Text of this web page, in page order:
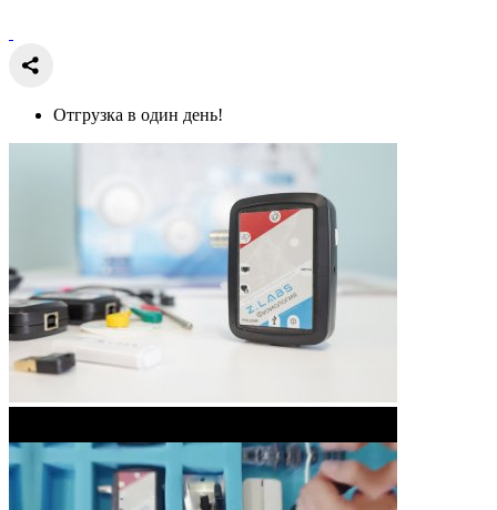
Отгрузка в один день!